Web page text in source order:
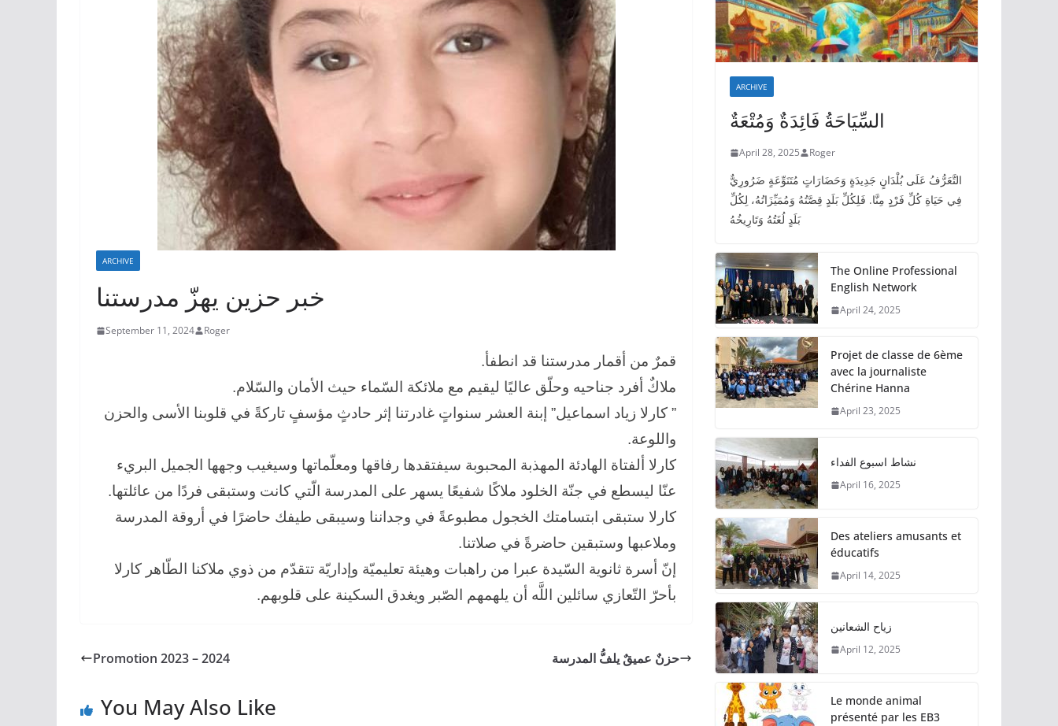
ARCHIVE
خبر حزين يهزّ مدرستنا
September 11, 2024 Roger
قمرٌ من أقمار مدرستنا قد انطفأ.
ملاكٌ أفرد جناحيه وحلّق عاليًا ليقيم مع ملائكة السّماء حيث الأمان والسّلام.
” كارلا زياد اسماعيل” إبنة العشر سنواتٍ غادرتنا إثر حادثٍ مؤسفٍ تاركةً في قلوبنا الأسى والحزن
واللوعة.
كارلا ألفتاة الهادئة المهذبة المحبوبة سيفتقدها رفاقها ومعلّماتها وسيغيب وجهها الجميل البريء
عنّا ليسطع في جنّة الخلود ملاكًا شفيعًا يسهر على المدرسة الّتي كانت وستبقى فردًا من عائلتها.
كارلا ستبقى ابتسامتك الخجول مطبوعةً في وجداننا وسيبقى طيفك حاضرًا في أروقة المدرسة
وملاعبها وستبقين حاضرةً في صلاتنا.
إنّ أسرة ثانوية السّيدة عبرا من راهبات وهيئة تعليميّة وإداريّة تتقدّم من ذوي ملاكنا الطّاهر كارلا
بأحرّ التّعازي سائلين اللَّه أن يلهمهم الصّبر ويغدق السكينة على قلوبهم.
Promotion 2023 – 2024 حزنٌ عميقٌ يلفُّ المدرسة
You May Also Like
ARCHIVE
السِّيَاحَةُ فَائِدَةٌ وَمُتْعَةٌ
April 28, 2025 Roger
التَّعَرُّفُ عَلَى بُلْدَانٍ جَدِيدَةٍ وَحَضَارَاتٍ مُتَنَوِّعَةٍ ضَرُورِيٌّ
فِي حَيَاةِ كُلِّ فَرْدٍ مِنَّا. فَلِكُلِّ بَلَدٍ قِصَّتُهُ وَمُمَيِّزَاتُهُ، لِكُلِّ
بَلَدٍ لُغَتُهُ وَتَارِيخُهُ
The Online Professional
English Network
April 24, 2025
Projet de classe de 6ème
avec la journaliste
Chérine Hanna
April 23, 2025
نشاط اسبوع الفداء
April 16, 2025
Des ateliers amusants et
éducatifs
April 14, 2025
زياح الشعانين
April 12, 2025
Le monde animal
présenté par les EB3